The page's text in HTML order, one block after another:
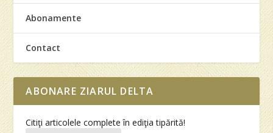
Abonamente
Contact
ABONARE ZIARUL DELTA
Citiţi articolele complete în ediţia tipărită!